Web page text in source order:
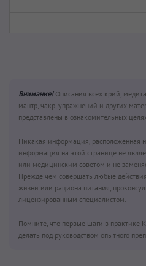
Внимание!Описания всех крий,
мантр, чакр, упражнений и других
представлены в ознакомительных
Никакая информация, расположенная
информация на этой странице не
или медицинским советом и не
Прежде чем совершать любые
жизни или рациона питания,
лицензированным специалистом.
Помните, что первые шаги в практике
делать под руководством опытного